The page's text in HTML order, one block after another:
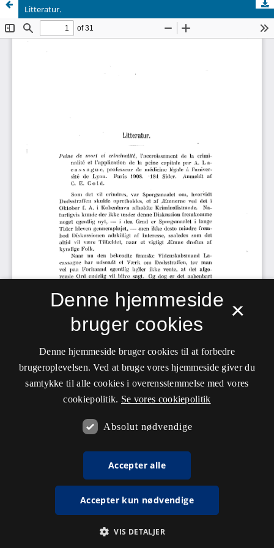
Litteratur.
×
Denne hjemmeside
bruger cookies
Denne hjemmeside bruger cookies til at forbedre
brugeroplevelsen. Ved at bruge vores hjemmeside giver du
samtykke til alle cookies i overensstemmelse med vores
cookiepolitik. Se vores cookiepolitik
Absolut nødvendige
Accepter alle
Accepter kun nødvendige
VIS DETALJER